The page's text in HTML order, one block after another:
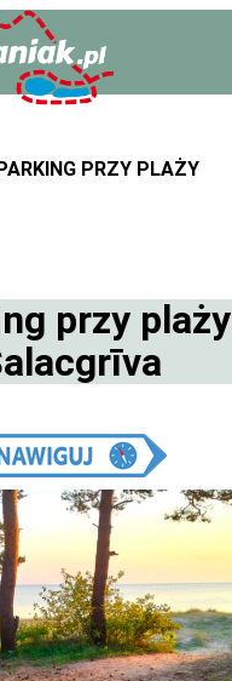
PRZY PLAŻY
przy plaży